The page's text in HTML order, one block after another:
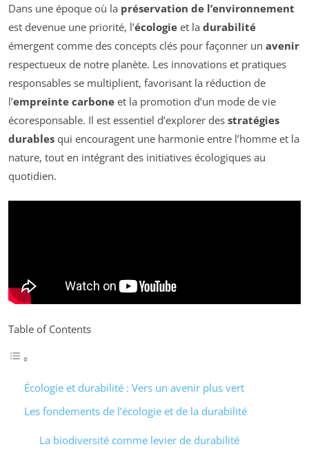
Dans une époque où la préservation de l’environnement
est devenue une priorité, l’écologie et la durabilité
émergent comme des concepts clés pour façonner un avenir
respectueux de notre planète. Les innovations et pratiques
responsables se multiplient, favorisant la réduction de
l’empreinte carbone et la promotion d’un mode de vie
écoresponsable. Il est essentiel d’explorer des stratégies
durables qui encouragent une harmonie entre l’homme et la
nature, tout en intégrant des initiatives écologiques au
quotidien.
Table of Contents
Écologie et durabilité : Vers un avenir plus vert
Les fondements de l’écologie et de la durabilité
La biodiversité comme levier de durabilité